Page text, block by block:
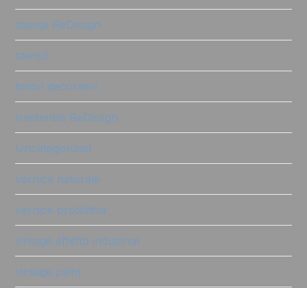
stampi ReDesign
stencil
timbri decorativi
trasferibili ReDesign
Uncategorized
vernice naturale
vernice protettiva
vintage effetto industrial
vintage paint